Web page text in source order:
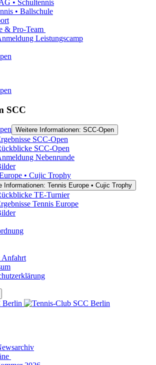
• Schultennis
• Ballschule
& Pro-Team
Leistungscamp
SCC
Weitere Informationen: SCC-Open
SCC-Open
SCC-Open
Nebenrunde
• Cujic Trophy
Informationen: Tennis Europe • Cujic Trophy
TE-Turnier
Tennis Europe
Anfahrt